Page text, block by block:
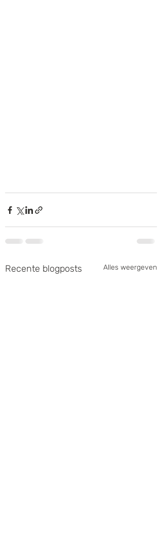
Recente blogposts Alles weergeven